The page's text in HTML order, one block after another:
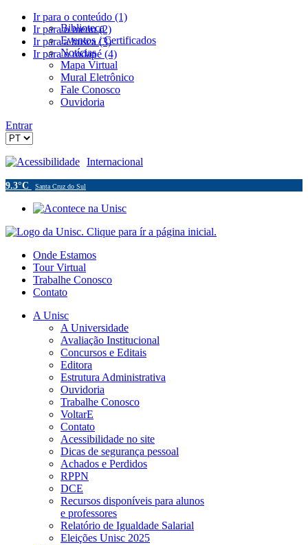
Ir para o conteúdo (1)
Ir para o menu (2)
Ir para a busca (3)
Ir para o rodapé (4)
Biblioteca
Eventos / Certificados
Notícias
Mapa Virtual
Mural Eletrônico
Fale Conosco
Ouvidoria
Entrar
Acessibilidade Internacional
9.3°C Santa Cruz do Sul
Onde Estamos
Tour Virtual
Trabalhe Conosco
Contato
A Unisc
A Universidade
Avaliação Institucional
Concursos e Editais
Editora
Estrutura Administrativa
Ouvidoria
Trabalhe Conosco
VoltarE
Contato
Acessibilidade no site
Dicas de segurança pessoal
Achados e Perdidos
RPPN
DCE
Recursos disponíveis para alunos
e professores
Relatório de Igualdade Salarial
Eleições Unisc 2025